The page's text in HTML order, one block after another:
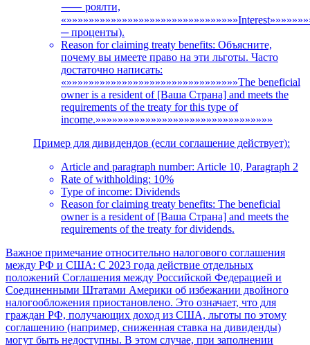
⸺ роялти,
─ проценты).
Reason for claiming treaty benefits: Объясните,
почему вы имеете право на эти льготы. Часто
достаточно написать:
«»»»»»»»»»»»»»»»»»»»»»»»»»»»»»»»The beneficial
owner is a resident of [Ваша Страна] and meets the
requirements of the treaty for this type of
income.»»»»»»»»»»»»»»»»»»»»»»»»»»»»»»»»
Пример для дивидендов (если соглашение действует):
Article and paragraph number: Article 10, Paragraph 2
Rate of withholding: 10%
Type of income: Dividends
Reason for claiming treaty benefits: The beneficial
owner is a resident of [Ваша Страна] and meets the
requirements of the treaty for dividends.
Важное примечание относительно налогового соглашения
между РФ и США: С 2023 года действие отдельных
положений Соглашения между Российской Федерацией и
Соединенными Штатами Америки об избежании двойного
налогообложения приостановлено. Это означает, что для
граждан РФ, получающих доход из США, льготы по этому
соглашению (например, сниженная ставка на дивиденды)
могут быть недоступны. В этом случае, при заполнении